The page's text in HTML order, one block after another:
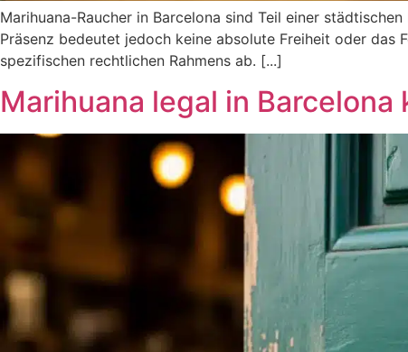
Marihuana-Raucher in Barcelona sind Teil einer
Präsenz bedeutet jedoch keine absolute Freiheit oder das
spezifischen rechtlichen Rahmens ab. [...]
Marihuana legal in Barcelona